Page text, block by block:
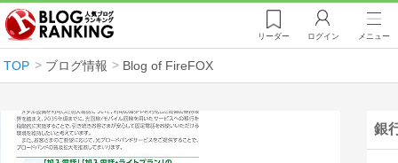
リーダー ログイン メニュー
TOP ブログ情報 Blog of FireFOX
銀